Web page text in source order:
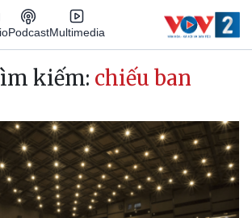
PodcastMultimedia
kiếm: chiếu ban